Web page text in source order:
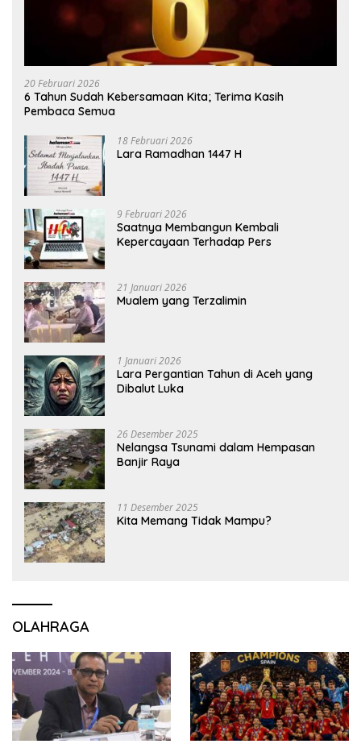
20 Februari 2026
6 Tahun Sudah Kebersamaan Kita; Terima Kasih
Pembaca Semua
18 Februari 2026
Lara Ramadhan 1447 H
9 Februari 2026
Saatnya Membangun Kembali
Kepercayaan Terhadap Pers
21 Januari 2026
Mualem yang Terzalimin
1 Januari 2026
Lara Pergantian Tahun di Aceh yang
Dibalut Luka
26 Desember 2025
Nelangsa Tsunami dalam Hempasan
Banjir Raya
11 Desember 2025
Kita Memang Tidak Mampu?
OLAHRAGA